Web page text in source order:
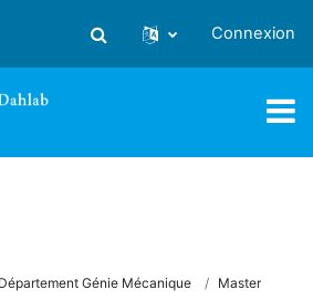
Activer/désactiver la saisie
Connexion
Département Génie Mécanique
Master